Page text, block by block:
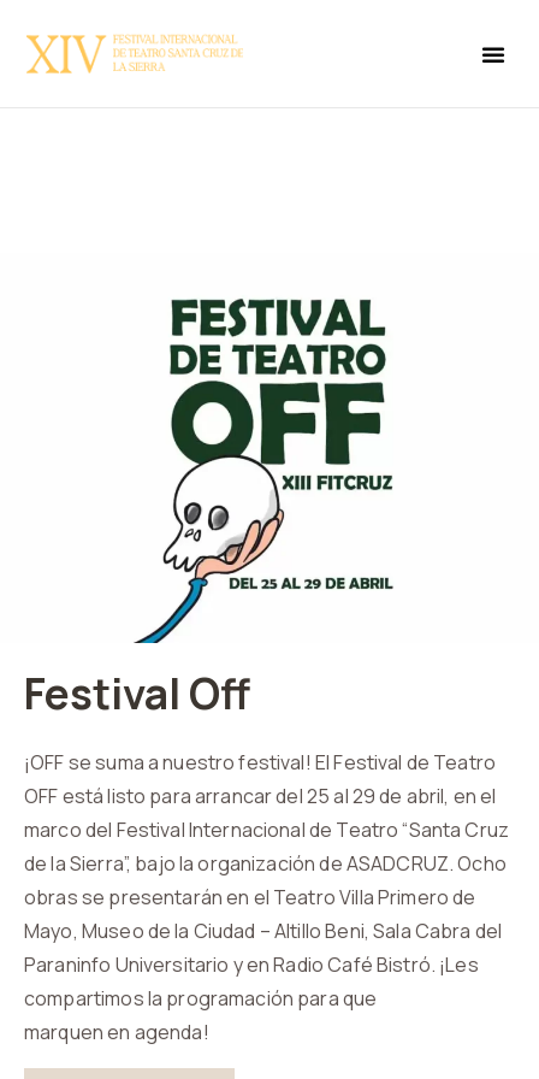
Festival Off
¡OFF se suma a nuestro festival! El Festival de Teatro
OFF está listo para arrancar del 25 al 29 de abril, en el
marco del Festival Internacional de Teatro “Santa Cruz
de la Sierra”, bajo la organización de ASADCRUZ. Ocho
obras se presentarán en el Teatro Villa Primero de
Mayo, Museo de la Ciudad – Altillo Beni, Sala Cabra del
Paraninfo Universitario y en Radio Café Bistró. ¡Les
compartimos la programación para que
marquen en agenda!